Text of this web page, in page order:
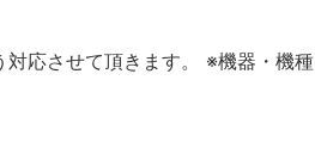
応させて頂きます。 ※機器・機